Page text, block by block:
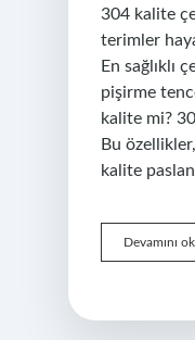
304 kalite
terimler
En sağlıklı
pişirme
kalite mi?
Bu
kalite
Devamını